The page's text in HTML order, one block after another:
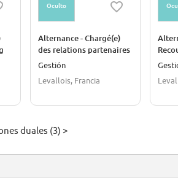
Oculto
Alternance - Chargé(e)
des relations partenaires
F/H
Gestión
Levallois, Francia
duales (3) >